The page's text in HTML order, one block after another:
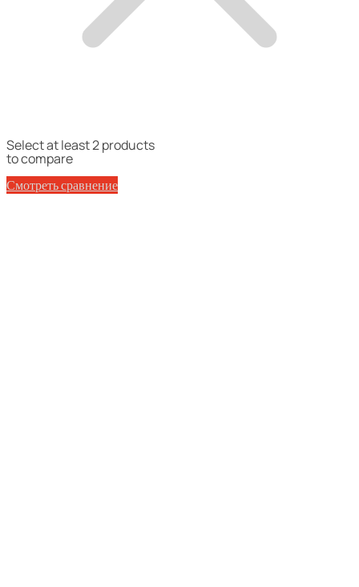
Select at least 2 products
to compare
Смотреть сравнение